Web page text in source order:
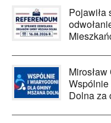
Pojawiła
Dolna za